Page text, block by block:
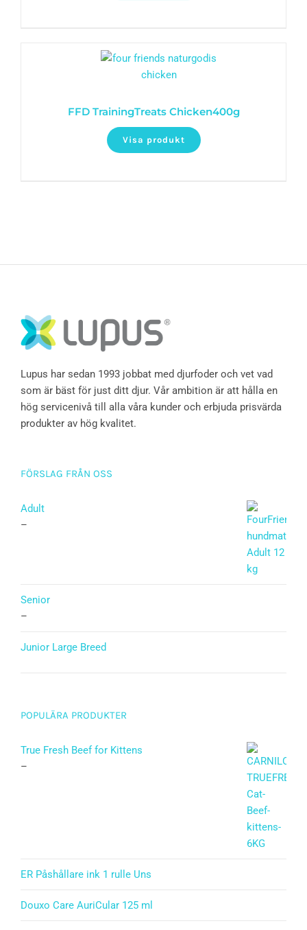
FFD TrainingTreats Chicken400g
Visa produkt
Lupus har sedan 1993 jobbat med djurfoder och vet vad
som är bäst för just ditt djur. Vår ambition är att hålla en
hög servicenivå till alla våra kunder och erbjuda prisvärda
produkter av hög kvalitet.
FÖRSLAG FRÅN OSS
Adult
–
Senior
–
Junior Large Breed
POPULÄRA PRODUKTER
True Fresh Beef for Kittens
–
ER Påshållare ink 1 rulle Uns
Douxo Care AuriCular 125 ml